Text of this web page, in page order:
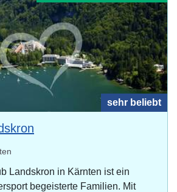
sehr beliebt
Landskron in Kärnten ist ein
begeisterte Familien. Mit